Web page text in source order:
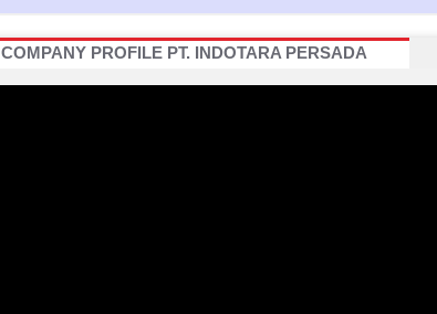
COMPANY PROFILE PT. INDOTARA PERSADA